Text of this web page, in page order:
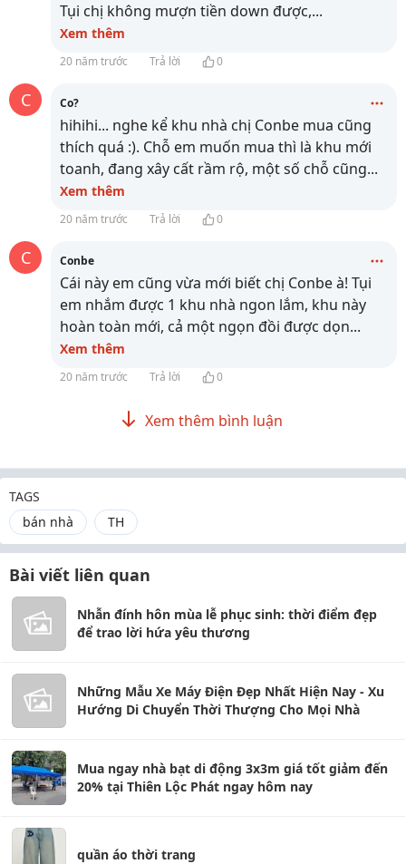
Tụi chị không mượn tiền down được,...
Xem thêm
20 năm trước Trả lời 0
C Co?
hihihi... nghe kể khu nhà chị Conbe mua cũng
thích quá :). Chỗ em muốn mua thì là khu mới
toanh, đang xây cất rầm rộ, một số chỗ cũng...
Xem thêm
20 năm trước Trả lời 0
C Conbe
Cái này em cũng vừa mới biết chị Conbe à! Tụi
em nhắm được 1 khu nhà ngon lắm, khu này
hoàn toàn mới, cả một ngọn đồi được dọn...
Xem thêm
20 năm trước Trả lời 0
Xem thêm bình luận
TAGS
bán nhà
TH
Bài viết liên quan
Nhẫn đính hôn mùa lễ phục sinh: thời điểm đẹp
để trao lời hứa yêu thương
Những Mẫu Xe Máy Điện Đẹp Nhất Hiện Nay - Xu
Hướng Di Chuyển Thời Thượng Cho Mọi Nhà
Mua ngay nhà bạt di động 3x3m giá tốt giảm đến
20% tại Thiên Lộc Phát ngay hôm nay
quần áo thời trang